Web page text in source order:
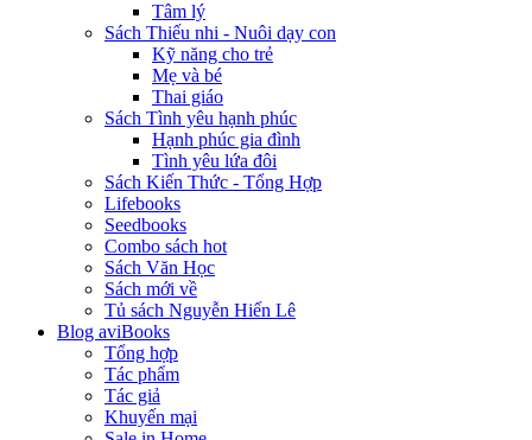
Tâm lý
Sách Thiếu nhi - Nuôi dạy con
Kỹ năng cho trẻ
Mẹ và bé
Thai giáo
Sách Tình yêu hạnh phúc
Hạnh phúc gia đình
Tình yêu lứa đôi
Sách Kiến Thức - Tổng Hợp
Lifebooks
Seedbooks
Combo sách hot
Sách Văn Học
Sách mới về
Tủ sách Nguyễn Hiến Lê
Blog aviBooks
Tổng hợp
Tác phẩm
Tác giả
Khuyến mại